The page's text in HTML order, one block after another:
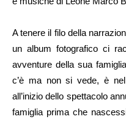
A tenere il filo della
un album fotografico ci
avventure della sua
c’è ma non si vede, è
all’inizio dello spettacolo
famiglia prima che